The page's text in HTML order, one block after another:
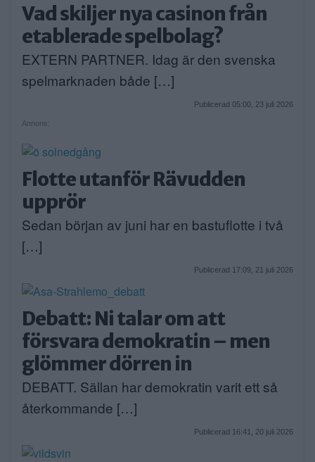
Vad skiljer nya casinon från
etablerade spelbolag?
EXTERN PARTNER. Idag är den svenska
spelmarknaden både […]
Publicerad 05:00, 23 juli 2026
Annons:
Flotte utanför Rävudden
upprör
Sedan början av juni har en bastuflotte i två
[…]
Publicerad 17:09, 21 juli 2026
Debatt: Ni talar om att
försvara demokratin – men
glömmer dörren in
DEBATT. Sällan har demokratin varit ett så
återkommande […]
Publicerad 16:41, 20 juli 2026